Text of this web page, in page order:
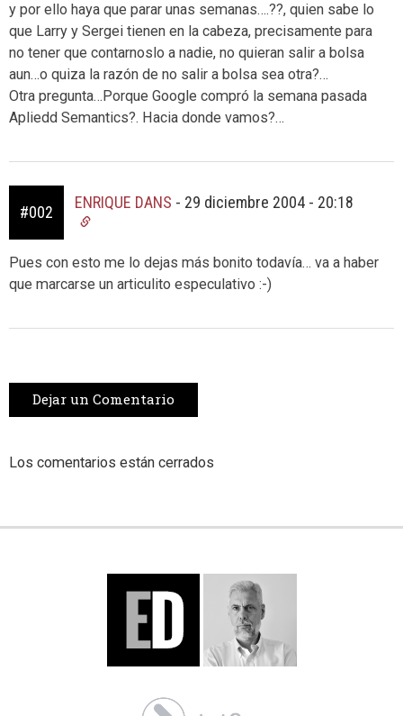
y por ello haya que parar unas semanas….??, quien sabe lo
que Larry y Sergei tienen en la cabeza, precisamente para
no tener que contarnoslo a nadie, no quieran salir a bolsa
aun…o quiza la razón de no salir a bolsa sea otra?…
Otra pregunta…Porque Google compró la semana pasada
Apliedd Semantics?. Hacia donde vamos?…
#002
ENRIQUE DANS - 29 diciembre 2004 - 20:18
Pues con esto me lo dejas más bonito todavía… va a haber
que marcarse un articulito especulativo :-)
Dejar un Comentario
Los comentarios están cerrados